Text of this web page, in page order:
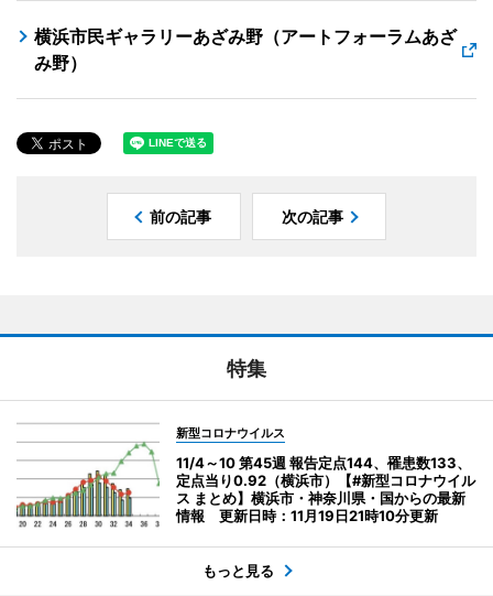
横浜市民ギャラリーあざみ野（アートフォーラムあざ
み野）
前の記事 次の記事
特集
新型コロナウイルス
11/4～10 第45週 報告定点144、罹患数133、
定点当り0.92（横浜市）【#新型コロナウイル
ス まとめ】横浜市・神奈川県・国からの最新
情報 更新日時：11月19日21時10分更新
もっと見る